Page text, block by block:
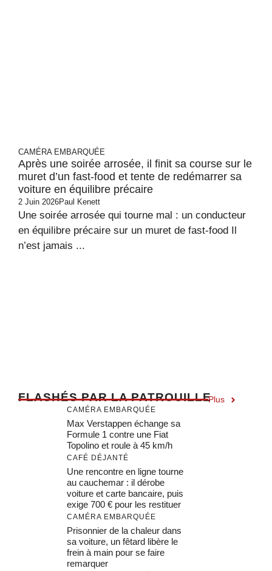
CAMÉRA EMBARQUÉE
Après une soirée arrosée, il finit sa course sur le
muret d’un fast-food et tente de redémarrer sa
voiture en équilibre précaire
2 Juin 2026Paul Kenett
Une soirée arrosée qui tourne mal : un conducteur
en équilibre précaire sur un muret de fast-food Il
n’est jamais ...
FLASHÉS PAR LA PATROUILLEPlus
CAMÉRA EMBARQUÉE
Max Verstappen échange sa
Formule 1 contre une Fiat
Topolino et roule à 45 km/h
CAFÉ DÉJANTÉ
Une rencontre en ligne tourne
au cauchemar : il dérobe
voiture et carte bancaire, puis
exige 700 € pour les restituer
CAMÉRA EMBARQUÉE
Prisonnier de la chaleur dans
sa voiture, un fêtard libère le
frein à main pour se faire
remarquer